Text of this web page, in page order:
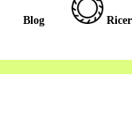
Blog